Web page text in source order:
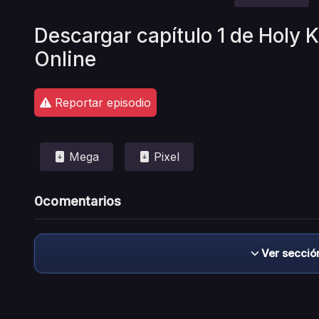
Descargar capítulo 1 de Holy
Online
Reportar episodio
Mega Pixel
0comentarios
Ver